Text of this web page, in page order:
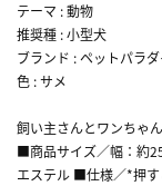
テーマ : 動物
推奨種 : 小型犬
ブランド : ペットパラダ
色 : サメ
飼い主さんとワンちゃ
■商品サイズ／幅：約
エステル ■仕様／*押